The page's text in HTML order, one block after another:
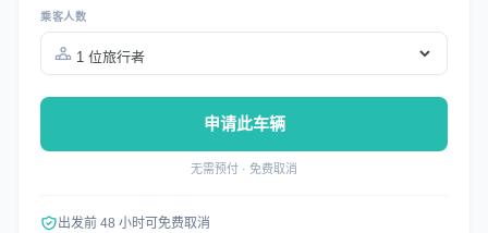
乘客人数
申请此车辆
无需预付 · 免费取消
出发前 48 小时可免费取消